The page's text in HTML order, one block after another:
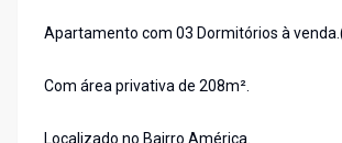
Apartamento com 03 Dormitórios à
Com área privativa de 208m².
Localizado no Bairro América.